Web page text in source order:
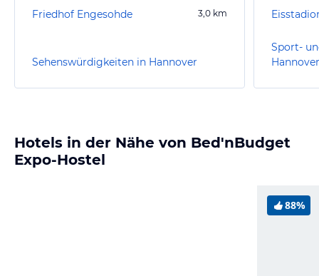
Friedhof Engesohde 3,0 km
Sehenswürdigkeiten in Hannover
Sport-
Hannover
Hotels in der Nähe von Bed'nBudget
Expo-Hostel
88%